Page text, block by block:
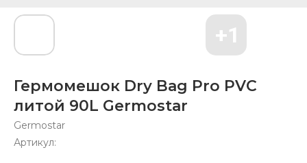
Гермомешок Dry Bag Pro PVC
литой 90L Germostar
Germostar
Артикул: